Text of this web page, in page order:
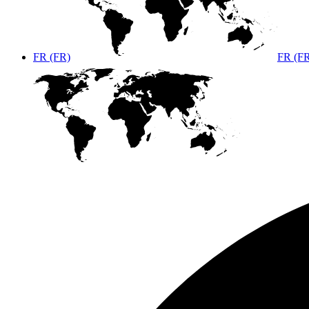
FR (FR) FR